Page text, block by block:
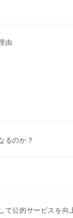
由
るのか？
て公的サービスを向